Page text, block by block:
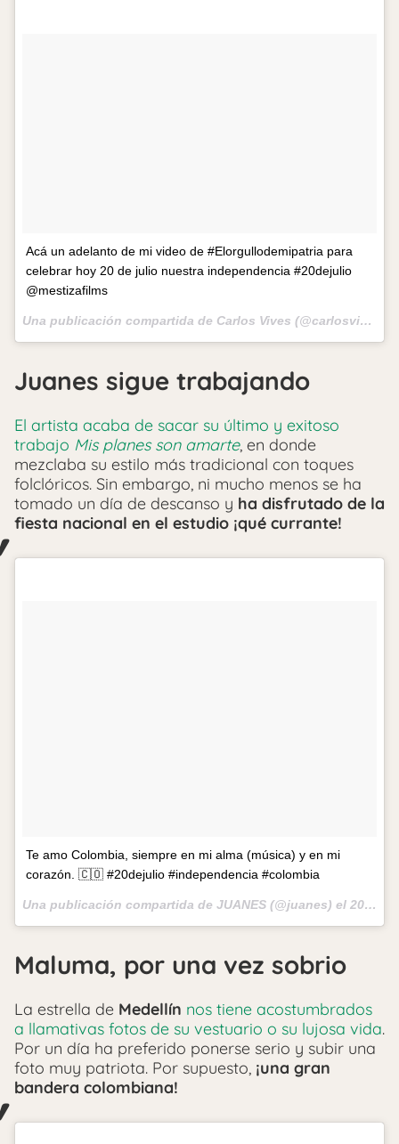
Acá un adelanto de mi video de #Elorgullodemipatria para
celebrar hoy 20 de julio nuestra independencia #20dejulio
@mestizafilms
Una publicación compartida de Carlos Vives (@carlosvives) el
Juanes sigue trabajando
El artista acaba de sacar su último y exitoso
trabajo Mis planes son amarte, en donde
mezclaba su estilo más tradicional con toques
folclóricos. Sin embargo, ni mucho menos se ha
tomado un día de descanso y ha disfrutado de la
fiesta nacional en el estudio ¡qué currante!
Te amo Colombia, siempre en mi alma (música) y en mi
corazón. 🇨🇴 #20dejulio #independencia #colombia
Una publicación compartida de JUANES (@juanes) el 20 de Jul de 2017 a la(s) 1:42 PDT
Maluma, por una vez sobrio
La estrella de Medellín nos tiene acostumbrados
a llamativas fotos de su vestuario o su lujosa vida.
Por un día ha preferido ponerse serio y subir una
foto muy patriota. Por supuesto, ¡una gran
bandera colombiana!